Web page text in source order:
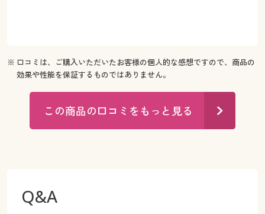
※ 口コミは、ご購入いただいたお客様の個人的な感想ですので、商品の
効果や性能を保証するものではありません。
この商品の口コミをもっと見る
Q&A